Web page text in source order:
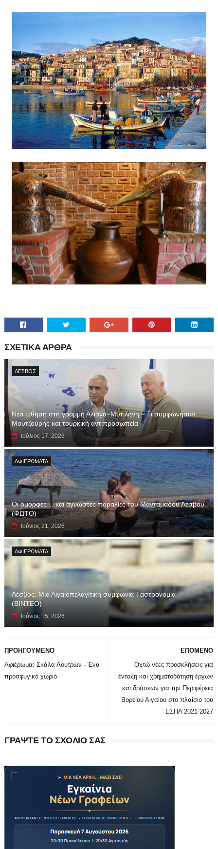
ΣΧΕΤΙΚΑ ΑΡΘΡΑ
ΛΕΣΒΟΣ
Νέα ώθηση στη γραμμή Αλιαγά–Μυτιλήνη – Τι συμφώνησαν
Μουτζούρης και τουρκική αντιπροσωπεία
Ιούλιος 17, 2026
ΑΦΙΕΡΏΜΑΤΑ
Οι όμορφες… και άγνωστες παραλίες του Μανταμαδου Λέσβου
(ΦΩΤΟ)
Ιούνιος 21, 2026
ΑΦΙΕΡΏΜΑΤΑ
Λέσβος. Μια Αιγαιοπελαγίτικη συμφωνία-Γαστρονομία
(ΒΙΝΤΕΟ)
Ιούνιος 15, 2026
ΕΠΟΜΕΝΟ
Οχτώ νέες προσκλήσεις για
ένταξη και χρηματοδότηση έργων
και δράσεων για την Περιφέρεια
Βορείου Αιγαίου στο πλαίσιο του
ΕΣΠΑ 2021-2027
ΠΡΟΗΓΟΥΜΕΝΟ
Αφιέρωμα: Σκάλα Λουτρών - Ένα
προσφυγικό χωριό
ΓΡΑΨΤΕ ΤΟ ΣΧΟΛΙΟ ΣΑΣ